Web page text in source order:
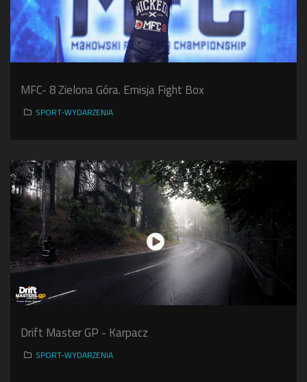
MFC- 8 Zielona Góra. Emisja Fight Box
SPORT-WYDARZENIA
Drift Master GP - Karpacz
SPORT-WYDARZENIA